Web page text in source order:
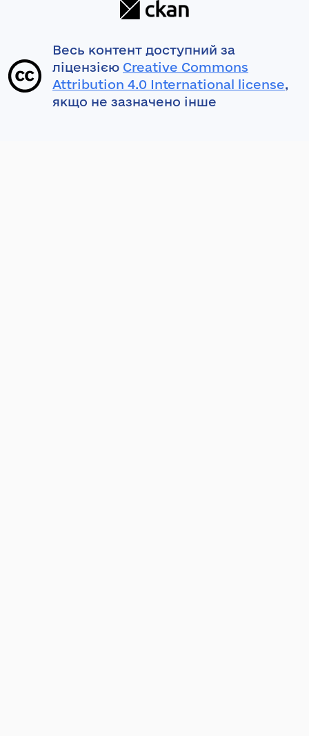
Весь контент доступний за
ліцензією Creative Commons
Attribution 4.0 International license,
якщо не зазначено інше